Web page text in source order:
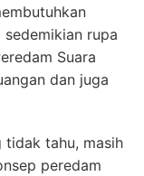
rupa
Suara
dan juga
tidak tahu, masih
peredam